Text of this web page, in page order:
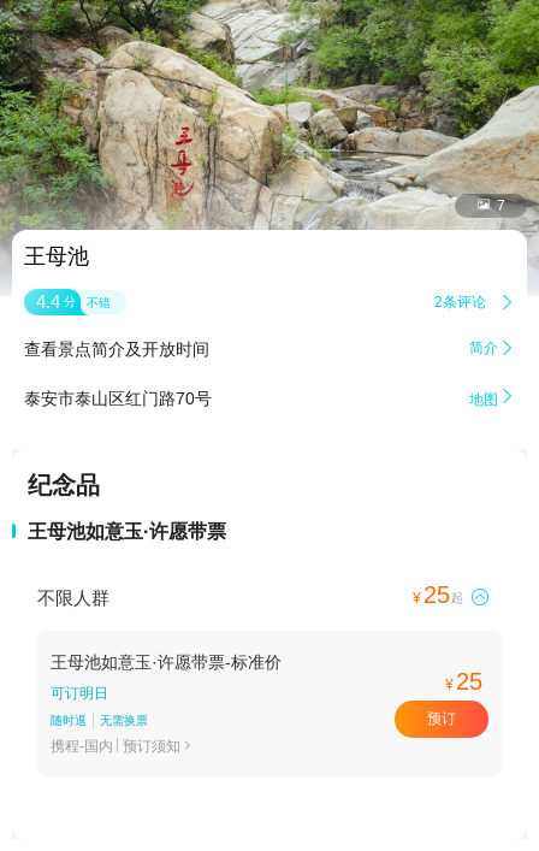
 7
王母池
4.4 分 不错 2条评论 
查看景点简介及开放时间 简介 
泰安市泰山区红门路70号 地图 
纪念品
王母池如意玉·许愿带票
不限人群 ¥ 25起 
王母池如意玉·许愿带票-标准价
可订明日
随时退 无需换票
携程-国内 预订须知 
¥ 25
预订
